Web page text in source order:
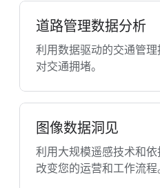
道路管理数据分析
利用数据驱动的交通管
对交通拥堵。
图像数据洞见
利用大规模遥感技术和依
改变您的运营和工作流程